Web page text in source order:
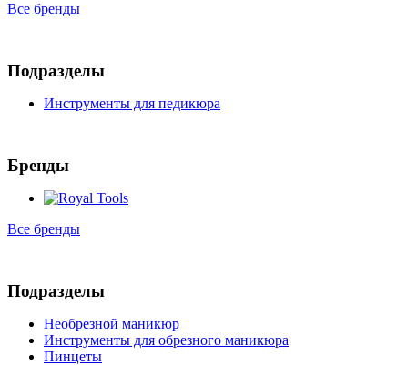
Все бренды
Подразделы
Инструменты для педикюра
Бренды
Все бренды
Подразделы
Необрезной маникюр
Инструменты для обрезного маникюра
Пинцеты